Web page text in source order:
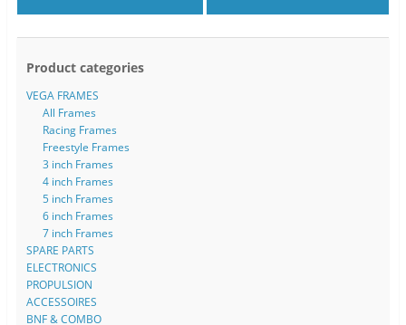
Product categories
VEGA FRAMES
All Frames
Racing Frames
Freestyle Frames
3 inch Frames
4 inch Frames
5 inch Frames
6 inch Frames
7 inch Frames
SPARE PARTS
ELECTRONICS
PROPULSION
ACCESSOIRES
BNF & COMBO